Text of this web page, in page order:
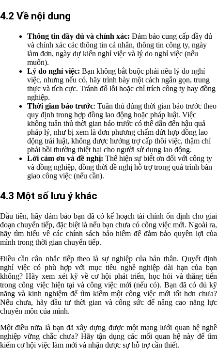
4.2 Về nội dung
Thông tin đầy đủ và chính xác: Đảm bảo cung cấp đầy đủ
và chính xác các thông tin cá nhân, thông tin công ty, ngày
làm đơn, ngày dự kiến nghỉ việc và lý do nghỉ việc (nếu
muốn).
Lý do nghỉ việc: Bạn không bắt buộc phải nêu lý do nghỉ
việc, nhưng nếu có, hãy trình bày một cách ngắn gọn, trung
thực và tích cực. Tránh đổ lỗi hoặc chỉ trích công ty hay đồng
nghiệp.
Thời gian báo trước: Tuân thủ đúng thời gian báo trước theo
quy định trong hợp đồng lao động hoặc pháp luật. Việc
không tuân thủ thời gian báo trước có thể dẫn đến hậu quả
pháp lý, như bị xem là đơn phương chấm dứt hợp đồng lao
động trái luật, không được hưởng trợ cấp thôi việc, thậm chí
phải bồi thường thiệt hại cho người sử dụng lao động.
Lời cảm ơn và đề nghị: Thể hiện sự biết ơn đối với công ty
và đồng nghiệp, đồng thời đề nghị hỗ trợ trong quá trình bàn
giao công việc (nếu cần).
4.3 Một số lưu ý khác
Đầu tiên, hãy đảm bảo bạn đã có kế hoạch tài chính ổn định cho giai
đoạn chuyển tiếp, đặc biệt là nếu bạn chưa có công việc mới. Ngoài ra,
hãy tìm hiểu về các chính sách bảo hiểm để đảm bảo quyền lợi của
mình trong thời gian chuyển tiếp.
Điều cần cân nhắc tiếp theo là sự nghiệp của bản thân. Quyết định
nghỉ việc có phù hợp với mục tiêu nghề nghiệp dài hạn của bạn
không? Hãy xem xét kỹ về cơ hội phát triển, học hỏi và thăng tiến
trong công việc hiện tại và công việc mới (nếu có). Bạn đã có đủ kỹ
năng và kinh nghiệm để tìm kiếm một công việc mới tốt hơn chưa?
Nếu chưa, hãy đầu tư thời gian và công sức để nâng cao năng lực
chuyên môn của mình.
Một điều nữa là bạn đã xây dựng được một mạng lưới quan hệ nghề
nghiệp vững chắc chưa? Hãy tận dụng các mối quan hệ này để tìm
kiếm cơ hội việc làm mới và nhận được sự hỗ trợ cần thiết.